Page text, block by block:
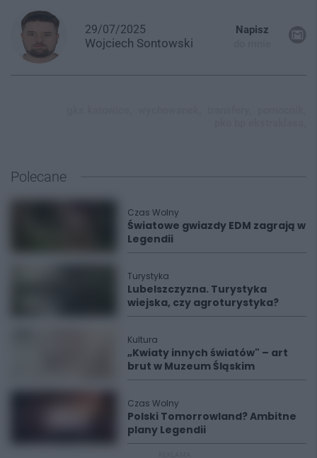
29/07/2025
Wojciech Sontowski
Napisz
Polecane
Czas Wolny
Światowe gwiazdy EDM zagrają w
Legendii
Turystyka
Lubelszczyzna. Turystyka
wiejska, czy agroturystyka?
Kultura
„Kwiaty innych światów" – art
brut w Muzeum Śląskim
Czas Wolny
Polski Tomorrowland? Ambitne
plany Legendii